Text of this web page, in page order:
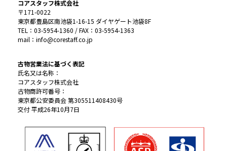
コアスタッフ株式会社
〒171-0022
東京都豊島区南池袋1-16-15 ダイヤゲート池袋8F
TEL：03-5954-1360 / FAX：03-5954-1363
mail：info@corestaff.co.jp
古物営業法に基づく表記
氏名又は名称：
コアスタッフ株式会社
古物商許可番号：
東京都公安委員会 第305511408430号
交付 平成26年10月7日